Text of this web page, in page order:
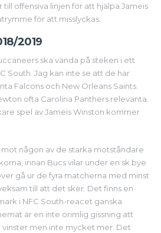
offensiva linjen för att hjälpa Jameis
för att misslyckas.
2019
ska vända på steken i ett
South. Jag kan inte se att de har
Falcons och New Orleans Saints.
ofta Carolina Panthers relevanta.
spel av Jameis Winston kommer
någon av de starka motståndare
innan Bucs vilar under en sk bye
gå ur de fyra matcherna med minst
till att det sker. Det finns en
i NFC South-reacet ganska
är en inte orimlig gissning att
vinster men inte mycket mer. Det